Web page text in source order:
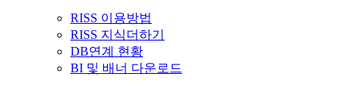
RISS 이용방법
RISS 지식더하기
DB연계 현황
BI 및 배너 다운로드